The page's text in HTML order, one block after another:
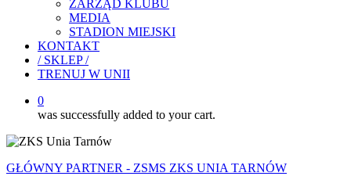
ZARZĄD KLUBU
MEDIA
STADION MIEJSKI
KONTAKT
/ SKLEP /
TRENUJ W UNII
0
was successfully added to your cart.
GŁÓWNY PARTNER - ZSMS ZKS UNIA TARNÓW